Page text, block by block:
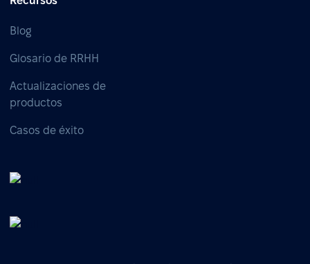
Blog
Glosario de RRHH
Actualizaciones de
productos
Casos de éxito